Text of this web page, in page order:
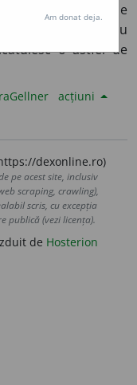
cărei membri se
principi, regi sau
o astfel de
acțiuni
dexonline.ro)
pe acest site, inclusiv
scraping, crawling),
scris, cu excepția
publică (vezi licența).
de Hosterion
Am donat deja.